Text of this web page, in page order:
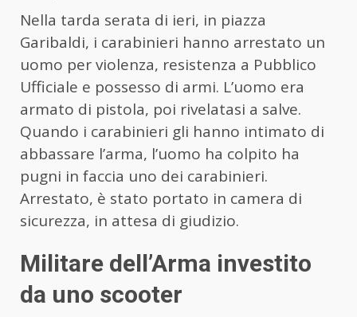
Nella tarda serata di ieri, in piazza
Garibaldi, i carabinieri hanno arrestato un
uomo per violenza, resistenza a Pubblico
Ufficiale e possesso di armi. L’uomo era
armato di pistola, poi rivelatasi a salve.
Quando i carabinieri gli hanno intimato di
abbassare l’arma, l’uomo ha colpito ha
pugni in faccia uno dei carabinieri.
Arrestato, è stato portato in camera di
sicurezza, in attesa di giudizio.
Militare dell’Arma investito
da uno scooter